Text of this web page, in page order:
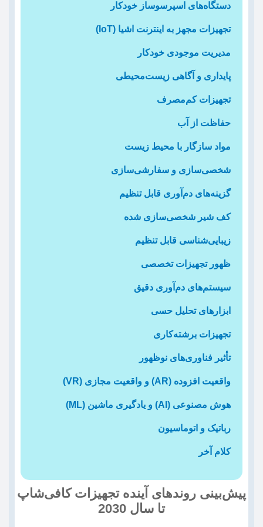
دستگاه‌های اسپرسوساز خودکار
تجهیزات مجهز به اینترنت اشیا (IoT)
مدیریت موجودی خودکار
پایداری و آگاهی زیست‌محیطی
تجهیزات کم‌مصرف
حفاظت از آب
مواد سازگار با محیط زیست
شخصی‌سازی و سفارشی‌سازی
گزینه‌های دم‌آوری قابل تنظیم
کف شیر شخصی‌سازی شده
زیبایی‌شناسی قابل تنظیم
ظهور تجهیزات تخصصی
سیستم‌های دم‌آوری دقیق
ابزارهای تحلیل حسی
تجهیزات برشته‌کاری
تأثیر فناوری‌های نوظهور
واقعیت افزوده (AR) و واقعیت مجازی (VR)
هوش مصنوعی (AI) و یادگیری ماشین (ML)
رباتیک و اتوماسیون
کلام آخر
‫پیش‌بینی روندهای آینده تجهیزات کافی‌شاپ
تا سال 2030‬‬